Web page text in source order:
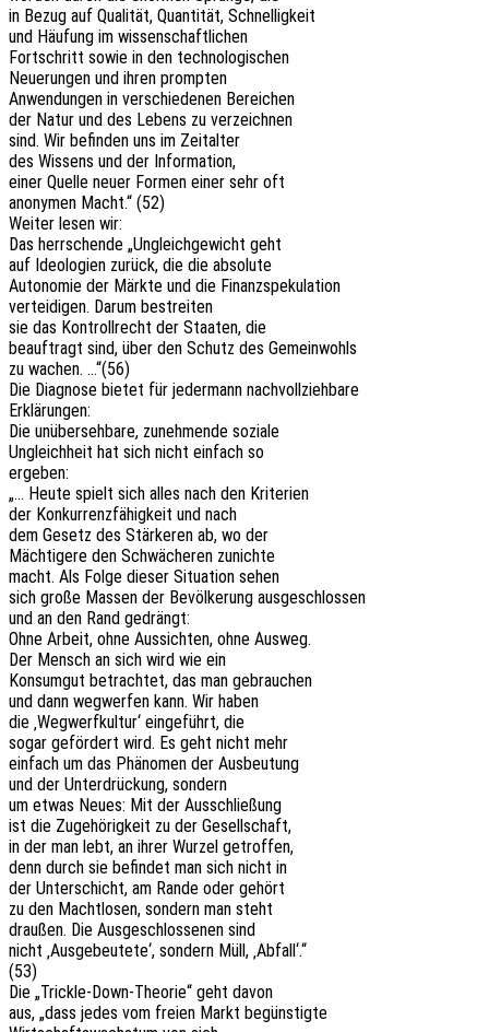
in Bezug auf Quali­tät, Quan­ti­tät, Schnelligkeit
und Häufung im wissenschaftlichen
Fort­schritt sowie in den technologischen
Neue­run­gen und ihren prompten
Anwen­dun­gen in verschie­de­nen Bereichen
der Natur und des Lebens zu verzeichnen
sind. Wir befin­den uns im Zeitalter
des Wissens und der Information,
einer Quelle neuer Formen einer sehr oft
anony­men Macht.“ (52)
Weiter lesen wir:
Das herr­schen­de „Ungleich­ge­wicht geht
auf Ideo­lo­gien zurück, die die absolute
Auto­no­mie der Märkte und die Finanzspekulation
vertei­di­gen. Darum bestreiten
sie das Kontroll­recht der Staa­ten, die
beauf­tragt sind, über den Schutz des Gemeinwohls
zu wachen. …“(56)
Die Diagno­se bietet für jeder­mann nachvollziehbare
Erklärungen:
Die unüber­seh­ba­re, zuneh­men­de soziale
Ungleich­heit hat sich nicht einfach so
ergeben:
„… Heute spielt sich alles nach den Kriterien
der Konkur­renz­fä­hig­keit und nach
dem Gesetz des Stär­ke­ren ab, wo der
Mäch­ti­ge­re den Schwä­che­ren zunichte
macht. Als Folge dieser Situa­ti­on sehen
sich große Massen der Bevöl­ke­rung ausgeschlossen
und an den Rand gedrängt:
Ohne Arbeit, ohne Aussich­ten, ohne Ausweg.
Der Mensch an sich wird wie ein
Konsum­gut betrach­tet, das man gebrauchen
und dann wegwer­fen kann. Wir haben
die ‚Wegwerf­kul­tur‘ einge­führt, die
sogar geför­dert wird. Es geht nicht mehr
einfach um das Phäno­men der Ausbeutung
und der Unter­drü­ckung, sondern
um etwas Neues: Mit der Ausschließung
ist die Zuge­hö­rig­keit zu der Gesellschaft,
in der man lebt, an ihrer Wurzel getroffen,
denn durch sie befin­det man sich nicht in
der Unter­schicht, am Rande oder gehört
zu den Macht­lo­sen, sondern man steht
drau­ßen. Die Ausge­schlos­se­nen sind
nicht ‚Ausge­beu­te­te‘, sondern Müll, ‚Abfall‘.“
(53)
Die „Trick­le-Down-Theo­rie“ geht davon
aus, „dass jedes vom freien Markt begünstigte